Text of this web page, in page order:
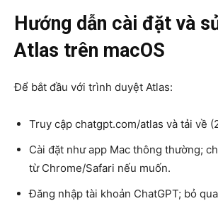
Hướng dẫn cài đặt và
Atlas trên macOS
Để bắt đầu với trình duyệt Atlas:
Truy cập chatgpt.com/atlas và tải về
Cài đặt như app Mac thông thường;
từ Chrome/Safari nếu muốn.
Đăng nhập tài khoản ChatGPT; bỏ